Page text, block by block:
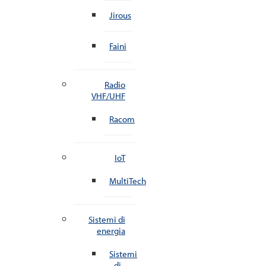
Jirous
Faini
Radio
VHF/UHF
Racom
IoT
MultiTech
Sistemi di
energia
Sistemi